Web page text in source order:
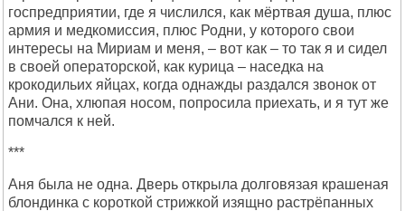
госпредприятии, где я числился, как мёртвая душа, плюс
армия и медкомиссия, плюс Родни, у которого свои
интересы на Мириам и меня, – вот как – то так я и сидел
в своей операторской, как курица – наседка на
крокодильих яйцах, когда однажды раздался звонок от
Ани. Она, хлюпая носом, попросила приехать, и я тут же
помчался к ней.
***
Аня была не одна. Дверь открыла долговязая крашеная
блондинка с короткой стрижкой изящно растрёпанных